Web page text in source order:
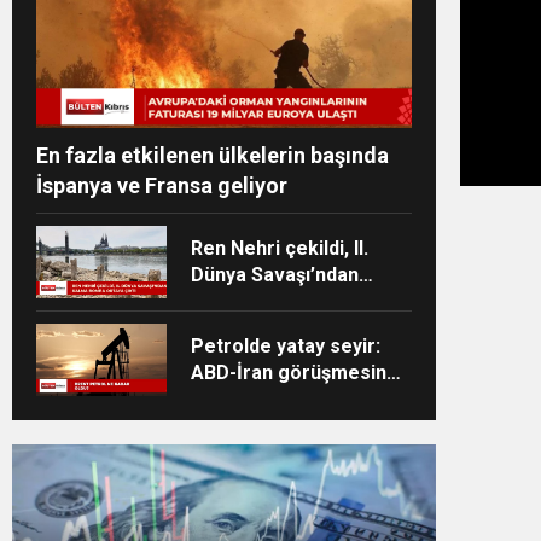
En fazla etkilenen ülkelerin başında
İspanya ve Fransa geliyor
Ren Nehri çekildi, II.
Dünya Savaşı’ndan
Petrolde yatay seyir:
ABD-İran görüşmesine
ediliyor